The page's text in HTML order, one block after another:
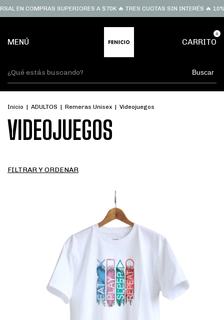
EN COMPRAS SUPERIORES A $70K 🔥 TRES CUOTAS SIN INTERÉS 🔥
MENÚ CARRITO
0
Buscar
Inicio | ADULTOS | Remeras Unisex | Videojuegos
VIDEOJUEGOS
FILTRAR Y ORDENAR